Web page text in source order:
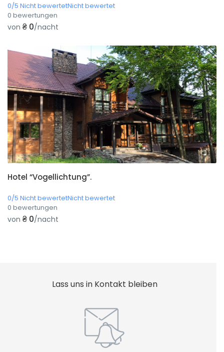
0/5 Nicht bewertetNicht bewertet
0 bewertungen
von ₴ 0/nacht
Hotel “Vogellichtung”.
0/5 Nicht bewertetNicht bewertet
0 bewertungen
von ₴ 0/nacht
Lass uns in Kontakt bleiben